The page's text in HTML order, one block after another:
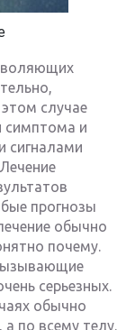
случае
симптома и
сигналами
прогнозы
обычно
почему.
серьезных.
обычно
по всему телу.